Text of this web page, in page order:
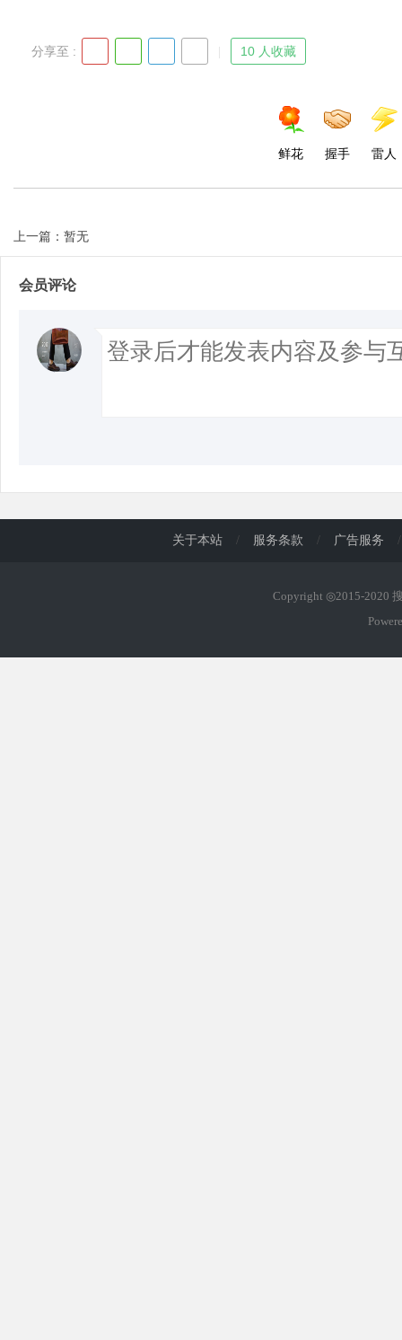
分享至 : 10 人收藏
鲜花 握手 雷人
上一篇：暂无
会员评论
关于本站 / 服务条款 / 广告服务 /
Copyright ◎2015-2020